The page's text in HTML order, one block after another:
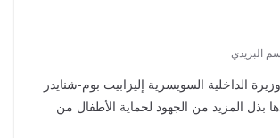
البريدي
الداخلية السويسرية إليزابيت بوم-شنايدر
بذل المزيد من الجهود لحماية الأطفال من